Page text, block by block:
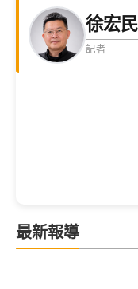
徐宏民
記者
最新報導